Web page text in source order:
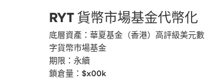
RYT 貨幣市場基金代幣化
底層資產：華夏基金（香港）高評級美元數
字貨幣市場基金
期限：永續
鎖倉量：$x00k